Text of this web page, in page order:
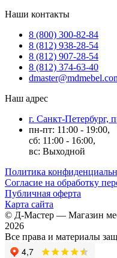
Наши контакты
8 (800) 300-82-84
8 (812) 938-28-54
8 (812) 907-28-54
8 (812) 374-63-40
Наш адрес
г. Санкт-Петербург,
пн-пт: 11:00 - 19:00,
сб: 11:00 - 16:00,
вс: Выходной
Политика
Согласие на обработку
Публичная оферта
Карта сайта
© Д-Мастер — Магазин
2026
Все права и материалы